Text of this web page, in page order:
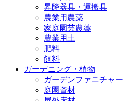
昇降器具・運搬具
農業用農薬
家庭園芸農薬
農業用土
肥料
飼料
ガーデニング・植物
ガーデンファニチャー
庭園資材